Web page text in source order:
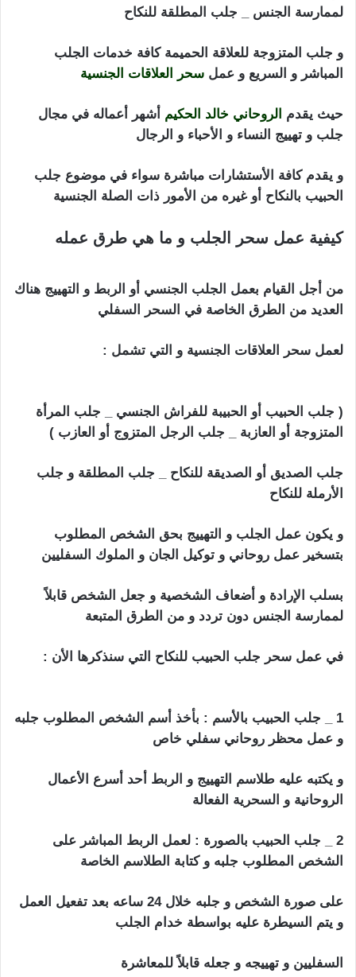
لممارسة الجنس _ جلب المطلقة للنكاح
و جلب المتزوجة للعلاقة الحميمة كافة خدمات الجلب
المباشر و السريع و عمل سحر العلاقات الجنسية
حيث يقدم الروحاني خالد الحكيم أشهر أعماله في مجال
جلب و تهييج النساء و الأحباء و الرجال
و يقدم كافة الأستشارات مباشرة سواء في موضوع جلب
الحبيب بالنكاح أو غيره من الأمور ذات الصلة الجنسية
كيفية عمل سحر الجلب و ما هي طرق عمله
من أجل القيام بعمل الجلب الجنسي أو الربط و التهييج هناك
العديد من الطرق الخاصة في السحر السفلي
لعمل سحر العلاقات الجنسية و التي تشمل :
( جلب الحبيب أو الحبيبة للفراش الجنسي _ جلب المرأة
المتزوجة أو العازبة _ جلب الرجل المتزوج أو العازب )
جلب الصديق أو الصديقة للنكاح _ جلب المطلقة و جلب
الأرملة للنكاح
و يكون عمل الجلب و التهييج بحق الشخص المطلوب
بتسخير عمل روحاني و توكيل الجان و الملوك السفليين
بسلب الإرادة و أضعاف الشخصية و جعل الشخص قابلاً
لممارسة الجنس دون تردد و من الطرق المتبعة
في عمل سحر جلب الحبيب للنكاح التي سنذكرها الأن :
1 _ جلب الحبيب بالأسم : بأخذ أسم الشخص المطلوب جلبه
و عمل محظر روحاني سفلي خاص
و يكتبه عليه طلاسم التهييج و الربط أحد أسرع الأعمال
الروحانية و السحرية الفعالة
2 _ جلب الحبيب بالصورة : لعمل الربط المباشر على
الشخص المطلوب جلبه و كتابة الطلاسم الخاصة
على صورة الشخص و جلبه خلال 24 ساعه بعد تفعيل العمل
و يتم السيطرة عليه بواسطة خدام الجلب
السفليين و تهييجه و جعله قابلاً للمعاشرة